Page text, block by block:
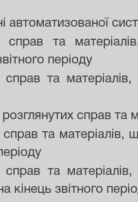
автоматизованої
справ та
періоду
справ та
розглянутих справ та
справ та
справ та
кінець звітного